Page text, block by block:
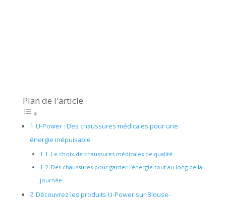
Plan de l'article
U-Power : Des chaussures médicales pour une
énergie inépuisable
Le choix de chaussures médicales de qualité
Des chaussures pour garder l’énergie tout au long de la
journée
Découvrez les produits U-Power sur Blouse-